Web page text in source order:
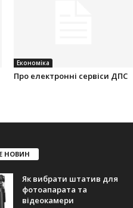
Економіка
Про електронні сервіси ДПС
НОВИН
Як вибрати штатив для
фотоапарата та
відеокамери